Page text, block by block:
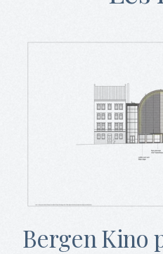
Bergen Kino